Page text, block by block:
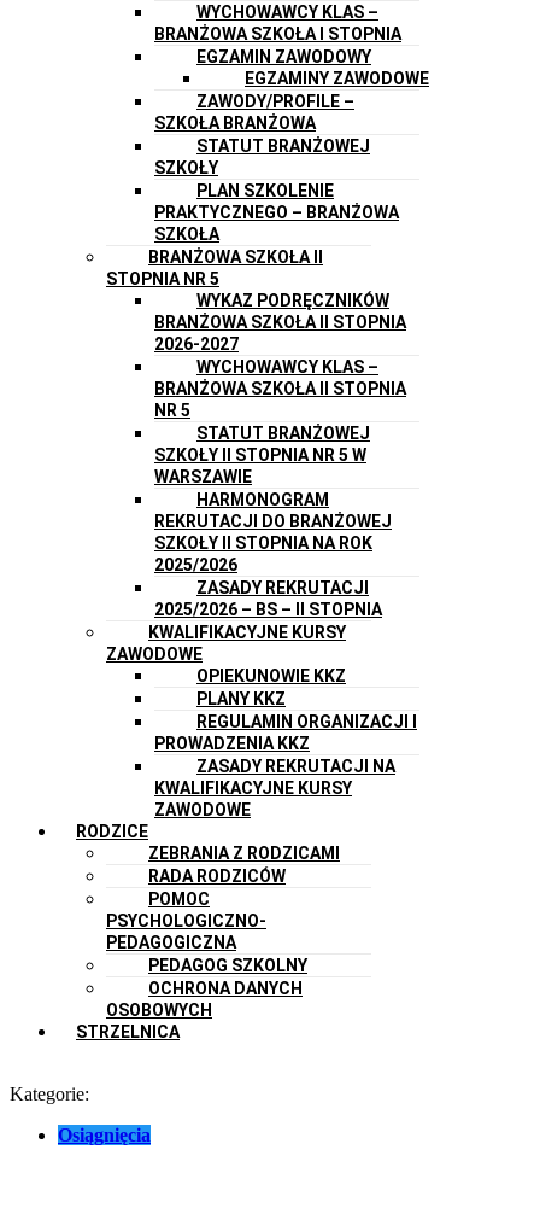
WYCHOWAWCY KLAS –
BRANŻOWA SZKOŁA I STOPNIA
EGZAMIN ZAWODOWY
EGZAMINY ZAWODOWE
ZAWODY/PROFILE –
SZKOŁA BRANŻOWA
STATUT BRANŻOWEJ
SZKOŁY
PLAN SZKOLENIE
PRAKTYCZNEGO – BRANŻOWA
SZKOŁA
BRANŻOWA SZKOŁA II
STOPNIA NR 5
WYKAZ PODRĘCZNIKÓW
BRANŻOWA SZKOŁA II STOPNIA
2026-2027
WYCHOWAWCY KLAS –
BRANŻOWA SZKOŁA II STOPNIA
NR 5
STATUT BRANŻOWEJ
SZKOŁY II STOPNIA NR 5 W
WARSZAWIE
HARMONOGRAM
REKRUTACJI DO BRANŻOWEJ
SZKOŁY II STOPNIA NA ROK
2025/2026
ZASADY REKRUTACJI
2025/2026 – BS – II STOPNIA
KWALIFIKACYJNE KURSY
ZAWODOWE
OPIEKUNOWIE KKZ
PLANY KKZ
REGULAMIN ORGANIZACJI I
PROWADZENIA KKZ
ZASADY REKRUTACJI NA
KWALIFIKACYJNE KURSY
ZAWODOWE
RODZICE
ZEBRANIA Z RODZICAMI
RADA RODZICÓW
POMOC
PSYCHOLOGICZNO-
PEDAGOGICZNA
PEDAGOG SZKOLNY
OCHRONA DANYCH
OSOBOWYCH
STRZELNICA
Kategorie:
Osiągnięcia